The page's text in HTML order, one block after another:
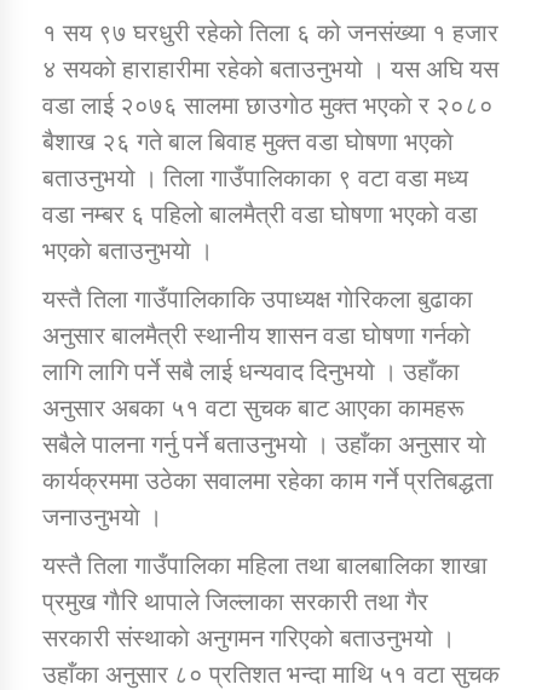
१ सय ९७ घरधुरी रहेको तिला ६ को जनसंख्या १ हजार
४ सयकाे हाराहारीमा रहेको बताउनुभयो । यस अघि यस
वडा लाई २०७६ सालमा छाउगाेठ मुक्त भएकाे र २०८०
बैशाख २६ गते बाल बिवाह मुक्त वडा घाेषणा भएकाे
बताउनुभयो । तिला गाउँपालिकाका ९ वटा वडा मध्य
वडा नम्बर ६ पहिलो बालमैत्री वडा घोषणा भएको वडा
भएकाे बताउनुभयाे ।
यस्तै तिला गाउँपालिकाकि उपाध्यक्ष गाेरिकला बुढाका
अनुसार बालमैत्री स्थानीय शासन वडा घाेषणा गर्नकाे
लागि लागि पर्ने सबै लाई धन्यवाद दिनुभयो । उहाँका
अनुसार अबका ५१ वटा सुचक बाट आएका कामहरू
सबैले पालना गर्नु पर्ने बताउनुभयाे । उहाँका अनुसार याे
कार्यक्रममा उठेका सवालमा रहेका काम गर्ने प्रतिबद्धता
जनाउनुभयाे ।
यस्तै तिला गाउँपालिका महिला तथा बालबालिका शाखा
प्रमुख गाैरि थापाले जिल्लाका सरकारी तथा गैर
सरकारी संस्थाकाे अनुगमन गरिएको बताउनुभयो ।
उहाँका अनुसार ८० प्रतिशत भन्दा माथि ५१ वटा सुचक